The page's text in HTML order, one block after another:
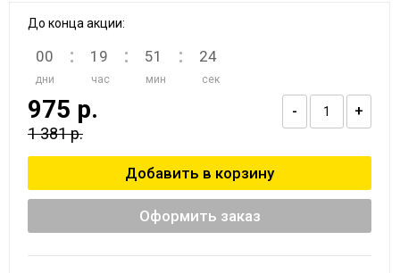
До конца акции:
00 : 19 : 51 : 24
дни час мин сек
- +
975 р.
1 381 р.
Оформить заказ